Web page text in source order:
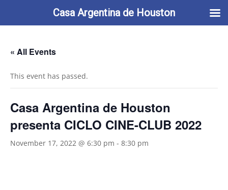
713-622-2212 info@casaargentina.org
« All Events
This event has passed.
Casa Argentina de Houston
presenta CICLO CINE-CLUB 2022
November 17, 2022 @ 6:30 pm - 8:30 pm
Casa Argentina de Houston